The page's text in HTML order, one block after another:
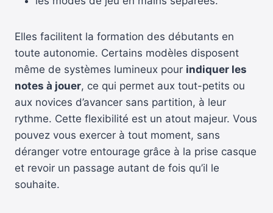
Elles facilitent la formation des débutants en
toute autonomie. Certains modèles disposent
même de systèmes lumineux pour indiquer les
notes à jouer, ce qui permet aux tout-petits ou
aux novices d’avancer sans partition, à leur
rythme. Cette flexibilité est un atout majeur. Vous
pouvez vous exercer à tout moment, sans
déranger votre entourage grâce à la prise casque
et revoir un passage autant de fois qu’il le
souhaite.